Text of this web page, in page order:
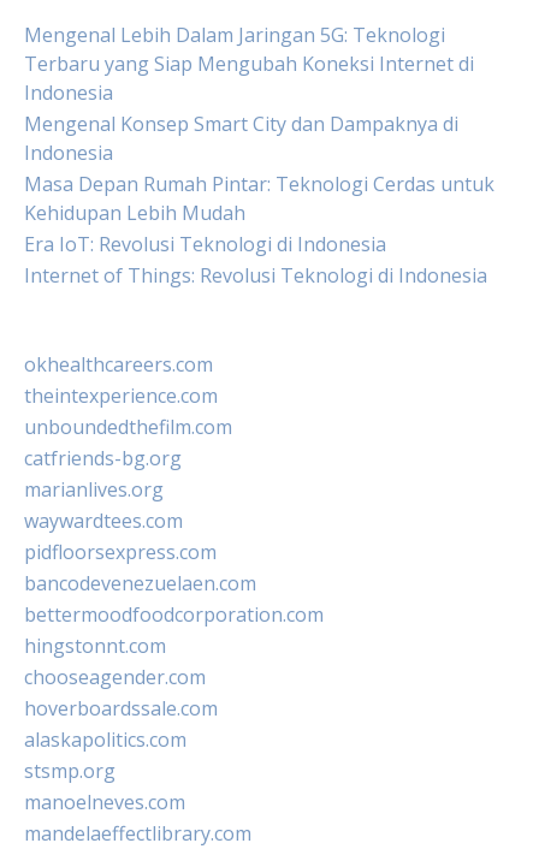
Mengenal Lebih Dalam Jaringan 5G: Teknologi
Terbaru yang Siap Mengubah Koneksi Internet di
Indonesia
Mengenal Konsep Smart City dan Dampaknya di
Indonesia
Masa Depan Rumah Pintar: Teknologi Cerdas untuk
Kehidupan Lebih Mudah
Era IoT: Revolusi Teknologi di Indonesia
Internet of Things: Revolusi Teknologi di Indonesia
okhealthcareers.com
theintexperience.com
unboundedthefilm.com
catfriends-bg.org
marianlives.org
waywardtees.com
pidfloorsexpress.com
bancodevenezuelaen.com
bettermoodfoodcorporation.com
hingstonnt.com
chooseagender.com
hoverboardssale.com
alaskapolitics.com
stsmp.org
manoelneves.com
mandelaeffectlibrary.com